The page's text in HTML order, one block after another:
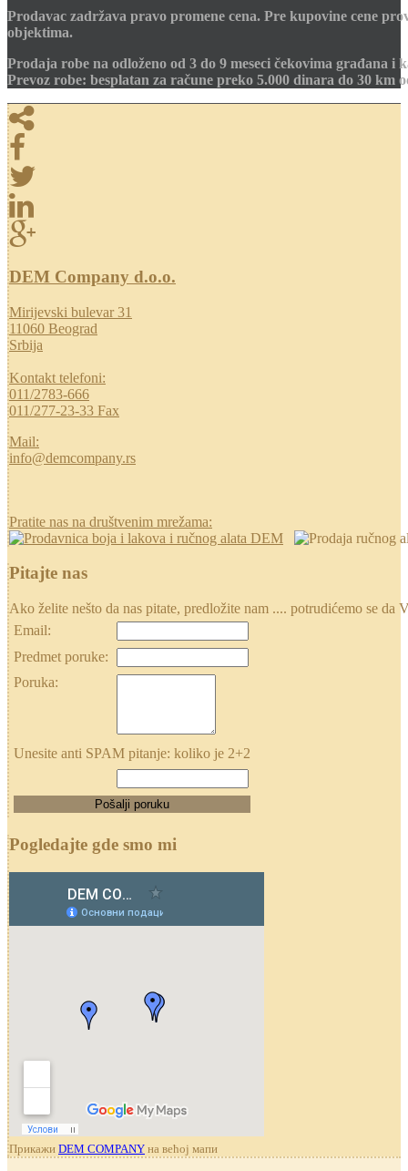
Prodavac zadržava pravo promene cena. Pre kupovine cene
objektima.
Prodaja robe na odloženo od 3 do 9 meseci čekovima građana i
Prevoz robe: besplatan za račune preko 5.000 dinara do 30 km
DEM Company d.o.o.
Mirijevski bulevar 31
11060 Beograd
Srbija
Kontakt telefoni:
011/2783-666
011/277-23-33 Fax
Mail:
info@demcompany.rs
Pratite nas na društvenim mrežama:
Pitajte nas
Ako želite nešto da nas pitate, predložite nam .... potrudićemo se
Email:
Predmet poruke:
Poruka:
Unesite anti SPAM pitanje: koliko je 2+2
Pogledajte gde smo mi
Прикажи DEM COMPANY на већој мапи